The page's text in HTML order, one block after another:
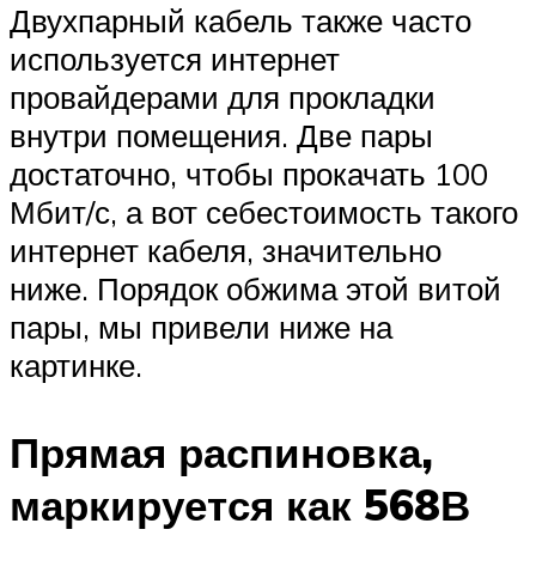
Двухпарный кабель также часто
используется интернет
провайдерами для прокладки
внутри помещения. Две пары
достаточно, чтобы прокачать 100
Мбит/с, а вот себестоимость такого
интернет кабеля, значительно
ниже. Порядок обжима этой витой
пары, мы привели ниже на
картинке.
Прямая распиновка,
маркируется как 568В